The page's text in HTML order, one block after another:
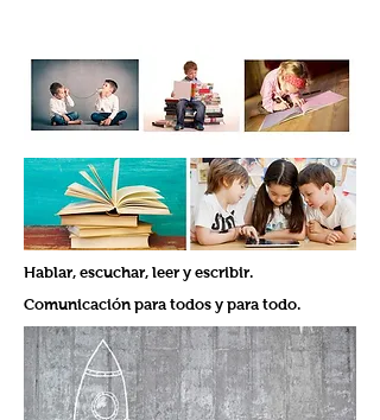
Hablar, escuchar, leer y escribir.
Comunicación para todos y para todo.